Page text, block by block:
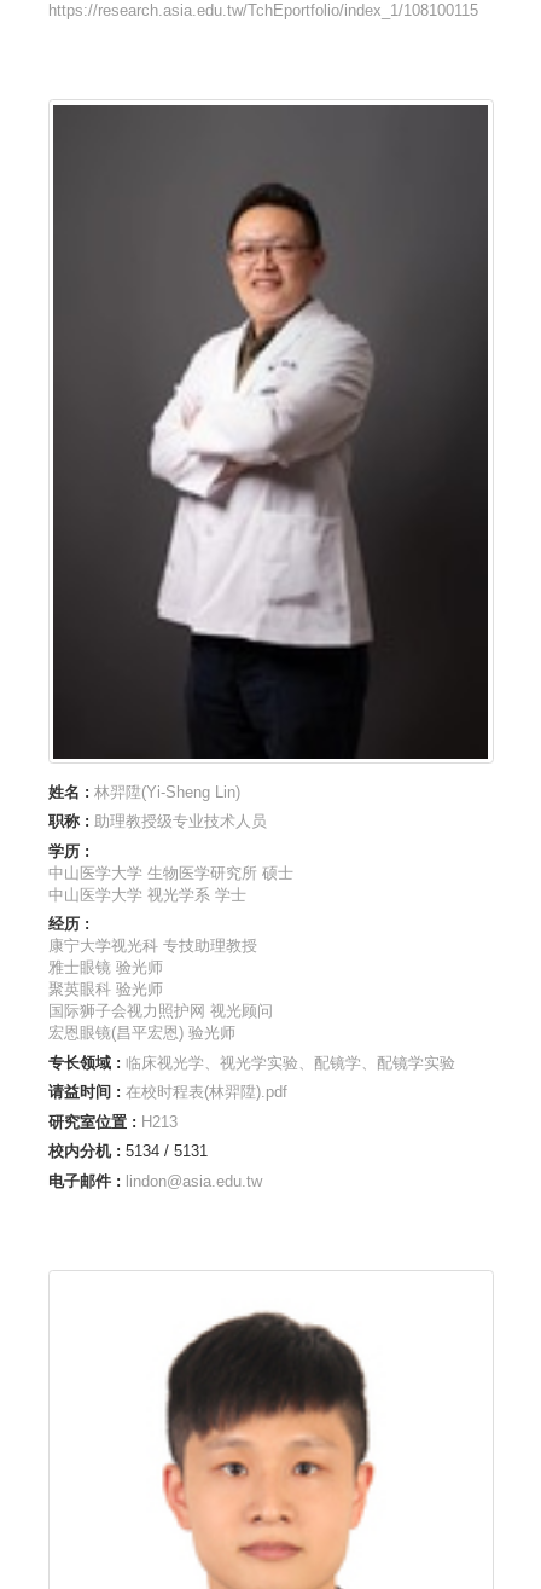
https://research.asia.edu.tw/TchEportfolio/index_1/108100115
姓名 : 林羿陞(Yi-Sheng Lin)
职称 : 助理教授级专业技术人员
学历 :
中山医学大学 生物医学研究所 硕士
中山医学大学 视光学系 学士
经历 :
康宁大学视光科 专技助理教授
雅士眼镜 验光师
聚英眼科 验光师
国际狮子会视力照护网 视光顾问
宏恩眼镜(昌平宏恩) 验光师
专长领域 : 临床视光学、视光学实验、配镜学、配镜学实验
请益时间 : 在校时程表(林羿陞).pdf
研究室位置 : H213
校内分机 : 5134 / 5131
电子邮件 : lindon@asia.edu.tw